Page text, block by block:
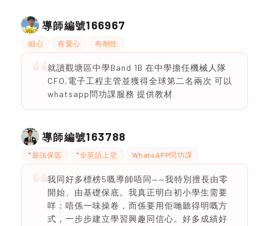
導師編號166967
細心 有愛心 有耐性
就讀觀塘區中學Band 1B 在中學擔任機械人隊
CFO,電子工程主管並獲得全球第二名兩次 可以
whatsapp問功課服務 提供教材
導師編號163788
*最強保底 *全英語上堂 WhatsAPP問功課
我同好多標榜5嘅導師唔同——我特別擅長由零
開始、由基礎保底。我真正明白初小學生需要
咩：唔係一味操卷，而係要用佢哋聽得明嘅方
式，一步步建立學習興趣同信心。好多成績好